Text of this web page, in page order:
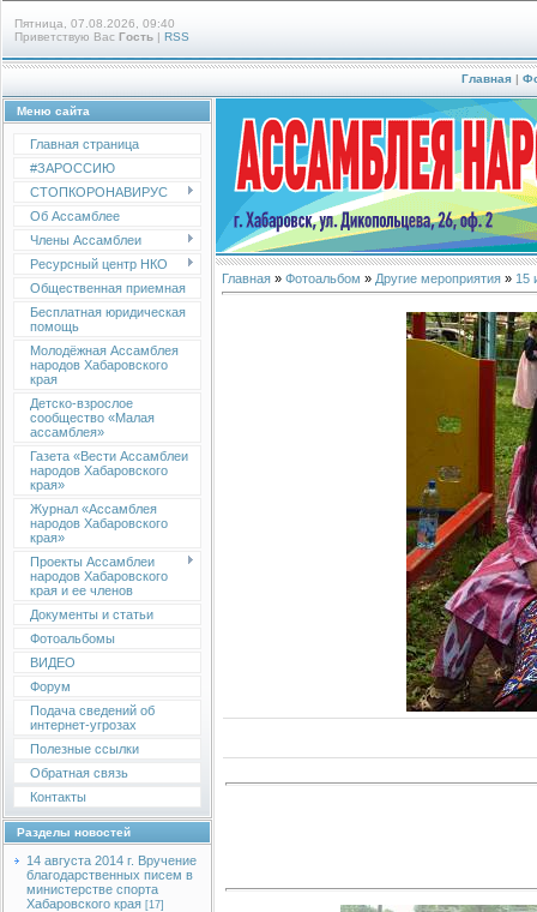
Пятница, 07.08.2026, 09:40
Приветствую Вас Гость | RSS
Главная |
Меню сайта
Главная страница
#ЗАРОССИЮ
СТОПКОРОНАВИРУС
Об Ассамблее
Члены Ассамблеи
Ресурсный центр НКО
Общественная приемная
Бесплатная юридическая
помощь
Молодёжная Ассамблея
народов Хабаровского
края
Детско-взрослое
сообщество «Малая
ассамблея»
Газета «Вести Ассамблеи
народов Хабаровского
края»
Журнал «Ассамблея
народов Хабаровского
края»
Проекты Ассамблеи
народов Хабаровского
края и ее членов
Документы и статьи
Фотоальбомы
ВИДЕО
Форум
Подача сведений об
интернет-угрозах
Полезные ссылки
Обратная связь
Контакты
Разделы новостей
14 августа 2014 г. Вручение
благодарственных писем в
министерстве спорта
Хабаровского края [17]
Главная » Фотоальбом » Другие мероприятия » 15